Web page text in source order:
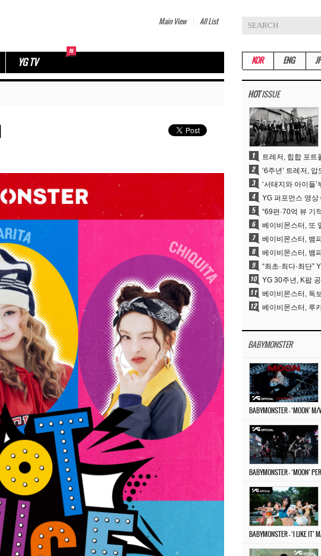
Main View All List
YG TV KOR ENG
HOTISSUE
BABYMONSTER
BABYMONSTER – ‘MOON’ M/
BABYMONSTER – ‘I LIKE IT’